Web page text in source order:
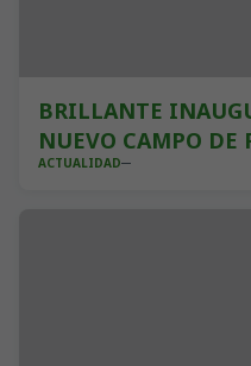
BRILLANTE
NUEVO CAMPO DE
ACTUALIDAD